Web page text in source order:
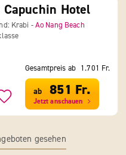
Capuchin Hotel
Krabi -Ao Nang Beach
Gesamtpreis ab 1.701 Fr.
ab 851 Fr.
Jetzt anschauen
gesehen